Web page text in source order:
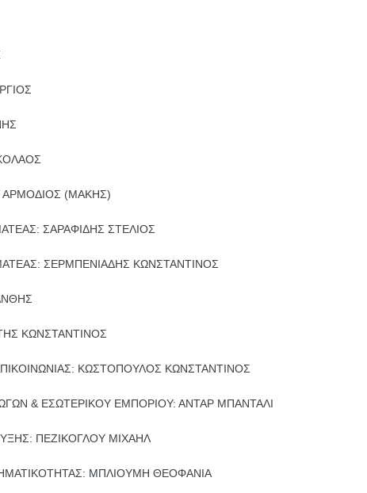
ΑΡΜΟΔΙΟΣ (ΜΑΚΗΣ)
ΣΑΡΑΦΙΔΗΣ ΣΤΕΛΙΟΣ
ΣΕΡΜΠΕΝΙΑΔΗΣ ΚΩΝΣΤΑΝΤΙΝΟΣ
ΚΩΝΣΤΑΝΤΙΝΟΣ
ΚΩΣΤΟΠΟΥΛΟΣ ΚΩΝΣΤΑΝΤΙΝΟΣ
& ΕΣΩΤΕΡΙΚΟΥ ΕΜΠΟΡΙΟΥ: ΑΝΤΑΡ ΜΠΑΝΤΑΛΙ
ΠΕΖΙΚΟΓΛΟΥ ΜΙΧΑΗΛ
ΜΠΛΙΟΥΜΗ ΘΕΟΦΑΝΙΑ